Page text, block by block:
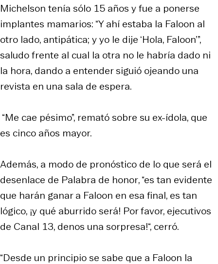
Michelson tenía sólo 15 años y fue a ponerse
implantes mamarios: “Y ahí estaba la Faloon al
otro lado, antipática; y yo le dije ‘Hola, Faloon’”,
saludo frente al cual la otra no le habría dado ni
la hora, dando a entender siguió ojeando una
revista en una sala de espera.
“Me cae pésimo”, remató sobre su ex-ídola, que
es cinco años mayor.
Además, a modo de pronóstico de lo que será el
desenlace de Palabra de honor, “es tan evidente
que harán ganar a Faloon en esa final, es tan
lógico, ¡y qué aburrido será! Por favor, ejecutivos
de Canal 13, denos una sorpresa!“, cerró.
“Desde un principio se sabe que a Faloon la